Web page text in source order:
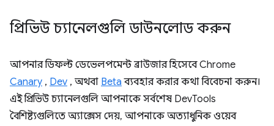
প্রিভিউ চ্যানেলগুলি ডাউনলোড করুন
আপনার ডিফল্ট ডেভেলপমেন্ট ব্রাউজার হিসেবে Chrome
Canary , Dev , অথবা Beta ব্যবহার করার কথা বিবেচনা করুন।
এই প্রিভিউ চ্যানেলগুলি আপনাকে সর্বশেষ DevTools
বৈশিষ্ট্যগুলিতে অ্যাক্সেস দেয়, আপনাকে অত্যাধুনিক ওয়েব